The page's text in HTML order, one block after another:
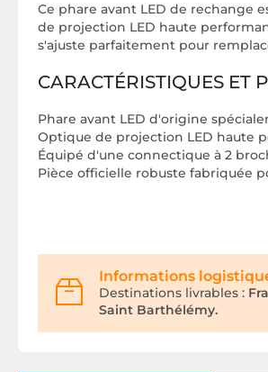
Ce phare avant LED de rechange
de projection LED haute
s'ajuste parfaitement pour
CARACTÉRISTIQUES ET
Phare avant LED d'origine
Optique de projection LED haute
Équipé d'une connectique à 2
Pièce officielle robuste fabriquée
Informations
Destinations livrables :
Saint Barthélémy.